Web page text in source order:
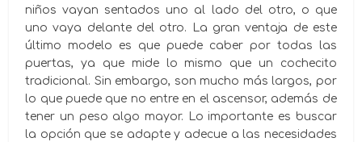
niños vayan sentados uno al lado del otro, o que
uno vaya delante del otro. La gran ventaja de este
último modelo es que puede caber por todas las
puertas, ya que mide lo mismo que un cochecito
tradicional. Sin embargo, son mucho más largos, por
lo que puede que no entre en el ascensor, además de
tener un peso algo mayor. Lo importante es buscar
la opción que se adapte y adecue a las necesidades